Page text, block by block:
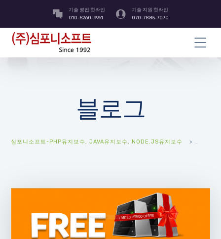
기술 영업 핫라인
010-5260-9961
기술 지원 핫라인
070-7885-7070
블로그
심포니소프트-PHP유지보수, JAVA유지보수, NODE.JS유지보수 >